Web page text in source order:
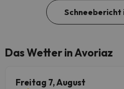
Schneebericht
Das Wetter in Avoriaz
Freitag 7, August